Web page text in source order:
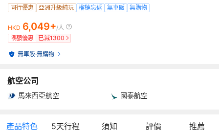
同行優惠
亞洲升級純玩 榴槤忘返 無車販 無購物
HKD 6,049+/人
限額優惠
已減1300
無車販·無購物
航空公司
馬來西亞航空 國泰航空
產品特色 5天行程 須知 評價 推薦